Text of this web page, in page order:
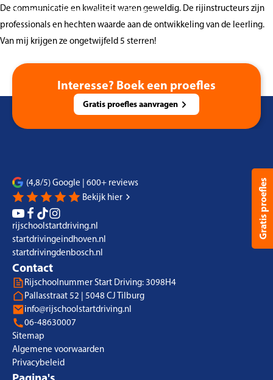
06-48630007info@rijschoolstartdriving.nl
Gratis proefles
De communicatie en kwaliteit waren geweldig. De rijinstructeurs zijn
professionals en hechten waarde aan de ontwikkeling van de leerling.
Van mij krijgen ze ongetwijfeld 5 sterren!
Interesse? Boek een proefles
Gratis proefles aanvragen
(4,8/5) Google | 600+ reviews
Bekijk hier
rijschoolstartdriving.nl
startdrivingeindhoven.nl
startdrivingdenbosch.nl
Contact
Rijschoolnummer Start Driving: 3098H4
Pallasstraat 52 | 5048 CJ Tilburg
info@rijschoolstartdriving.nl
06-48630007
Sitemap
Algemene voorwaarden
Privacybeleid